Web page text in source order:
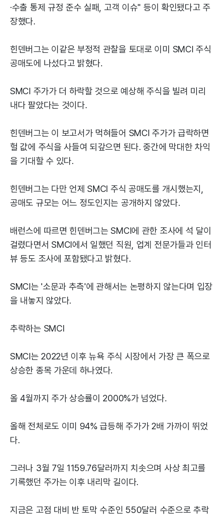
·수출 통제 규정 준수 실패, 고객 이슈" 등이 확인됐다고 주
장했다.
힌덴버그는 이같은 부정적 관찰을 토대로 이미 SMCI 주식
공매도에 나섰다고 밝혔다.
SMCI 주가가 더 하락할 것으로 예상해 주식을 빌려 미리
내다 팔았다는 것이다.
힌덴버그는 이 보고서가 먹혀들어 SMCI 주가가 급락하면
헐 값에 주식을 사들여 되갚으면 된다. 중간에 막대한 차익
을 기대할 수 있다.
힌덴버그는 다만 언제 SMCI 주식 공매도를 개시했는지,
공매도 규모는 어느 정도인지는 공개하지 않았다.
배런스에 따르면 힌덴버그는 SMCI에 관한 조사에 석 달이
걸렸다면서 SMCI에서 일했던 직원, 업계 전문가들과 인터
뷰 등도 조사에 포함됐다고 밝혔다.
SMCI는 '소문과 추측'에 관해서는 논평하지 않는다며 입장
을 내놓지 않았다.
추락하는 SMCI
SMCI는 2022년 이후 뉴욕 주식 시장에서 가장 큰 폭으로
상승한 종목 가운데 하나였다.
올 4월까지 주가 상승률이 2000%가 넘었다.
올해 전체로도 이미 94% 급등해 주가가 2배 가까이 뛰었
다.
그러나 3월 7일 1159.76달러까지 치솟으며 사상 최고를
기록했던 주가는 이후 내리막 길이다.
지금은 고점 대비 반 토막 수준인 550달러 수준으로 추락